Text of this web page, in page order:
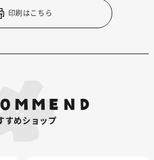
印刷はこちら
すめショップ